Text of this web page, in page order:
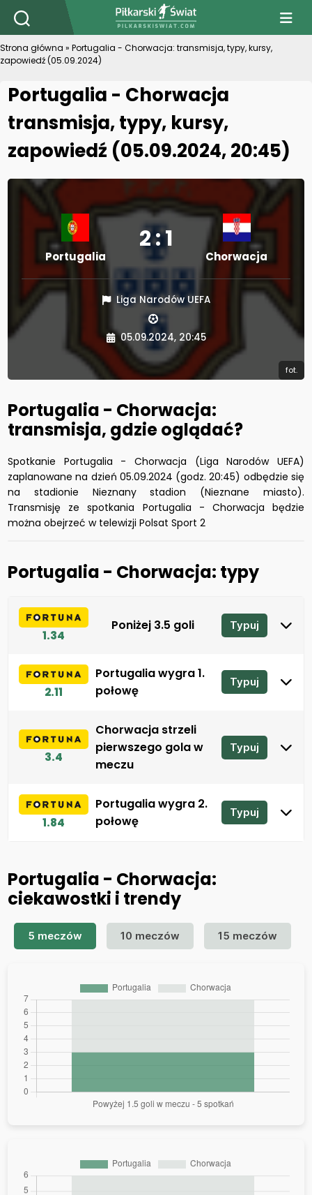
PiłkarskiSwiat.com
Strona główna » Portugalia - Chorwacja: transmisja, typy, kursy,
zapowiedź (05.09.2024)
Portugalia - Chorwacja
transmisja, typy, kursy,
zapowiedź (05.09.2024, 20:45)
Portugalia
2 : 1
Chorwacja
Liga Narodów UEFA
05.09.2024, 20:45
fot.
Portugalia - Chorwacja:
transmisja, gdzie oglądać?
Spotkanie Portugalia - Chorwacja (Liga Narodów UEFA)
zaplanowane na dzień 05.09.2024 (godz. 20:45) odbędzie się
na stadionie Nieznany stadion (Nieznane miasto).
Transmisję ze spotkania Portugalia - Chorwacja będzie
można obejrzeć w telewizji Polsat Sport 2
Portugalia - Chorwacja: typy
1.34
Poniżej 3.5 goli Typuj
2.11
Portugalia wygra 1.
połowę
Typuj
3.4
Chorwacja strzeli
pierwszego gola w
meczu
Typuj
1.84
Portugalia wygra 2.
połowę
Typuj
Portugalia - Chorwacja:
ciekawostki i trendy
5 meczów 10 meczów 15 meczów